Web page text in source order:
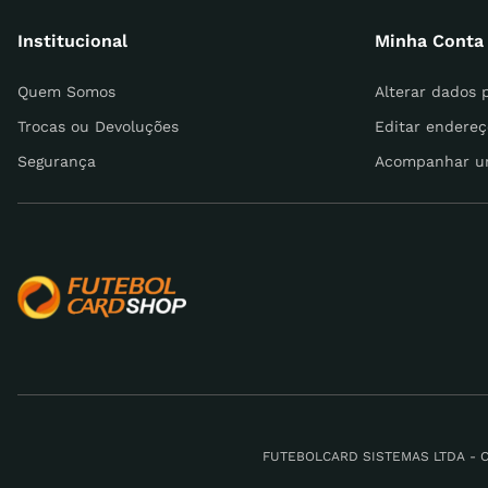
Escreva uma avaliação
Institucional
Quem Somos
Trocas ou Devoluções
Segurança
Minha Conta
Alterar dados
Editar
Acompanhar
FUTEBOLCARD SISTEMAS LTDA